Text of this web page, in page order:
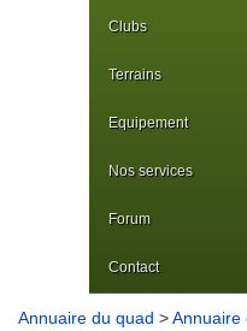
Clubs
Terrains
Equipement
Nos services
Forum
Contact
Annuaire du quad >Annuaire